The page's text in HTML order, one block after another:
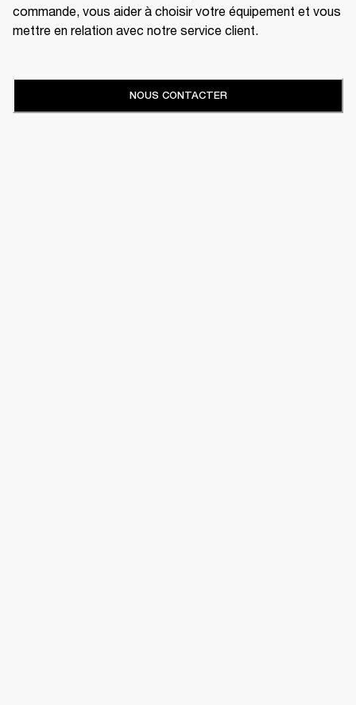
commande, vous aider à choisir votre équipement et vous
mettre en relation avec notre service client.
NOUS CONTACTER